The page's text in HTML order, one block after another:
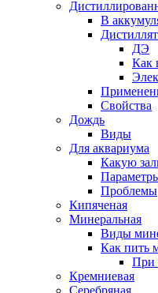
В
ДЭ
Как
Свойства
Дождь
Виды
Для аквариума
Какую
Проблемы
Кипяченая
Минеральная
Виды
Как пить
При
Кремниевая
Серебряная